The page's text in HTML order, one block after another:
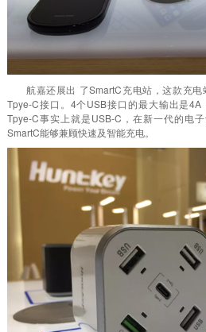
航嘉还展出 了SmartC充电站，这款充
Tpye-C接口。4个USB接口的最大输出是4A
Tpye-C事实上就是USB-C，在新一代的电
SmartC能够兼顾快速及智能充电。